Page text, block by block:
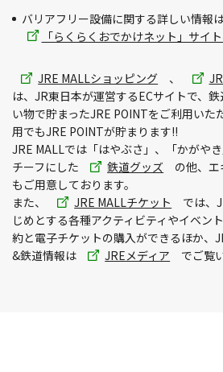
バリアフリー設備に関する詳しい情報
「らくらくおでかけネット」サイ
JRE MALLショッピング別
ウィ
ン
ド
ウ
で
き
ま
す
、
は、JR東日本が運営するECサイトで、
い物で貯まったJRE POINTをご利用いた
用でもJRE POINTが貯まります!!
JRE MALLでは「はやぶさ」、「かがや
チーフにした
鉄道グッズ別
ン
ド
ウ
で
の他、
もご用意しております。
また、
JRE MALLチケット
ウィ
ン
ド
では、
じめとする各種アクティビティやイベン
約と電子チケットの購入ができるほか、
&鉄道情報は
JREメディア でご覧